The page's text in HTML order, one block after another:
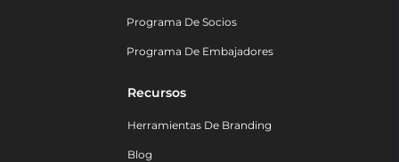
Programa De Socios
Programa De Embajadores
Recursos
Herramientas De Branding
Blog